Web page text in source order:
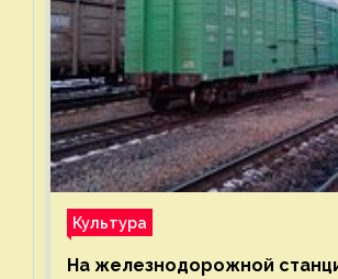
Культура
На железнодорожной